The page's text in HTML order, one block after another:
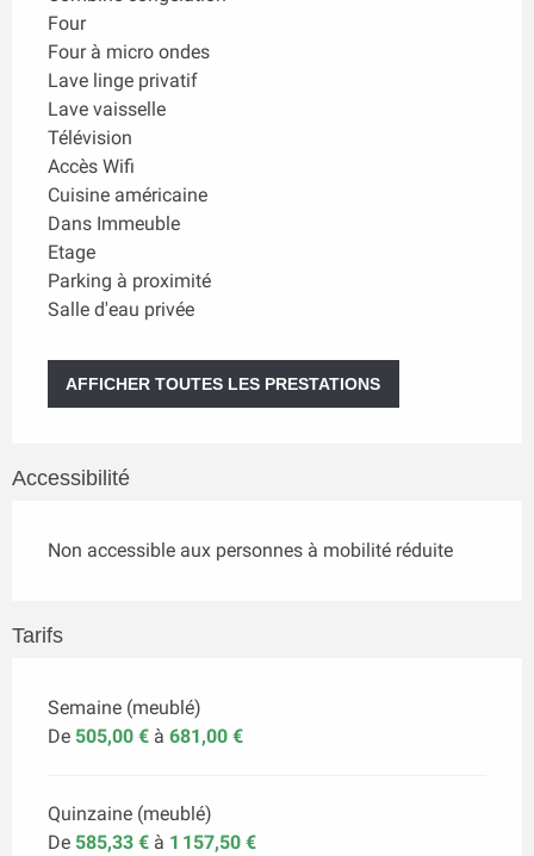
Four
Four à micro ondes
Lave linge privatif
Lave vaisselle
Télévision
Accès Wifi
Cuisine américaine
Dans Immeuble
Etage
Parking à proximité
Salle d'eau privée
AFFICHER TOUTES LES PRESTATIONS
Accessibilité
Non accessible aux personnes à mobilité réduite
Tarifs
Semaine (meublé)
De 505,00 € à 681,00 €
Quinzaine (meublé)
De 585,33 € à 1 157,50 €